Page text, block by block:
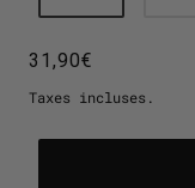
31,90€
Taxes incluses.